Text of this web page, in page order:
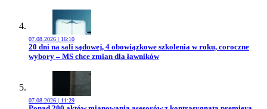
07.08.2026 | 16:10
Przejdź do artykułu:
20 dni na sali sądowej, 4 obowiązkowe szkolenia w roku, coroczne
wybory – MS chce zmian dla ławników
07.08.2026 | 11:29